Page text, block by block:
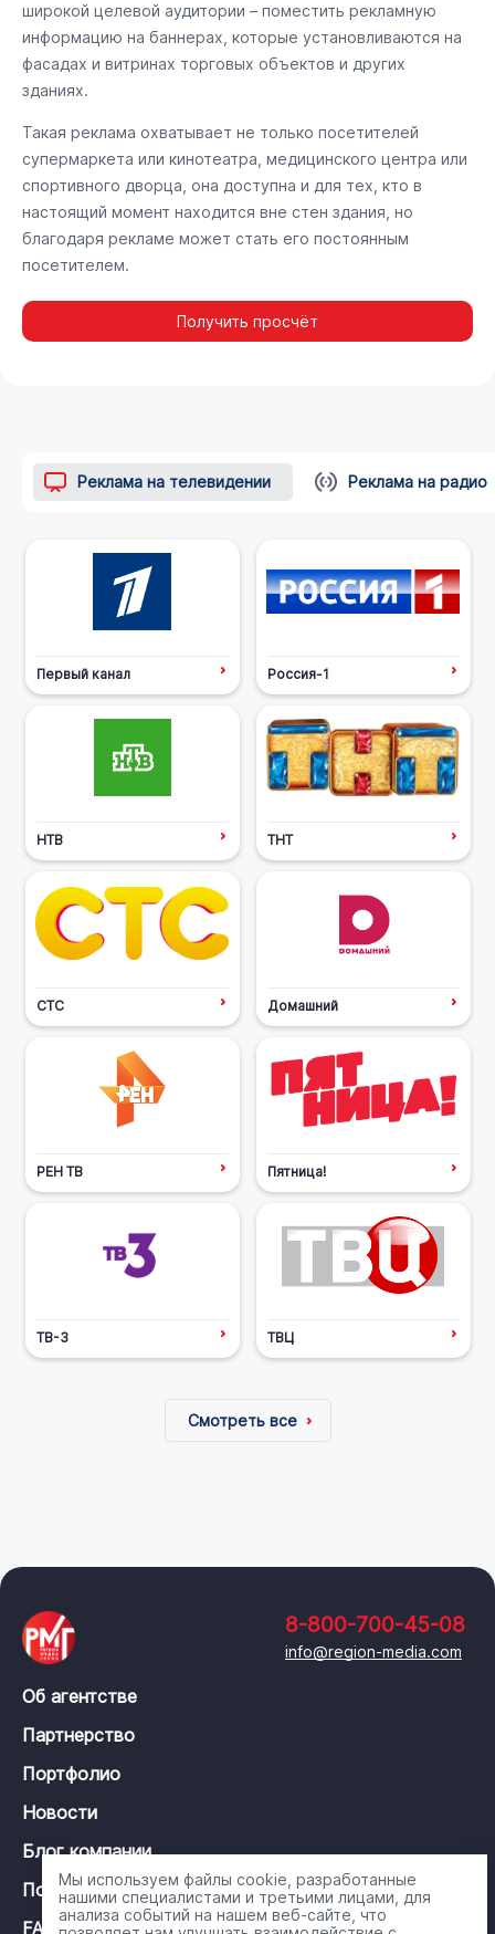
широкой целевой аудитории – поместить рекламную
информацию на баннерах, которые установливаются на
фасадах и витринах торговых объектов и других
зданиях.
Такая реклама охватывает не только посетителей
супермаркета или кинотеатра, медицинского центра или
спортивного дворца, она доступна и для тех, кто в
настоящий момент находится вне стен здания, но
благодаря рекламе может стать его постоянным
посетителем.
Получить просчёт
Реклама на телевидении Реклама на радио
Первый канал Россия-1
НТВ ТНТ
СТС Домашний
РЕН ТВ Пятница!
ТВ-3 ТВЦ
Смотреть все
8-800-700-45-08
info@region-media.com
Об агентстве
Партнерство
Портфолио
Новости
Блог компании
Политика конфиденциальности
FAQ
Мы используем файлы cookie, разработанные
нашими специалистами и третьими лицами, для
анализа событий на нашем веб-сайте, что